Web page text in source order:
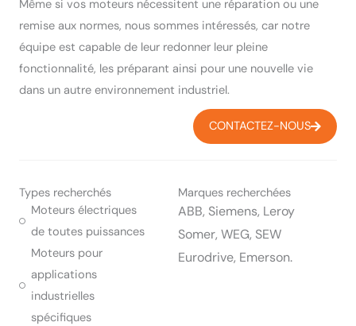
Même si vos moteurs nécessitent une réparation ou une
remise aux normes, nous sommes intéressés, car notre
équipe est capable de leur redonner leur pleine
fonctionnalité, les préparant ainsi pour une nouvelle vie
dans un autre environnement industriel.
CONTACTEZ-NOUS
Types recherchés
Moteurs électriques
de toutes puissances
Moteurs pour
applications
industrielles
spécifiques
Marques recherchées
ABB, Siemens, Leroy
Somer, WEG, SEW
Eurodrive, Emerson.